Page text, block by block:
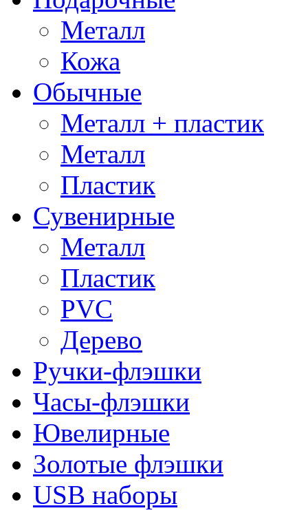
Металл
Кожа
Обычные
Металл + пластик
Металл
Пластик
Сувенирные
Металл
Пластик
PVC
Дерево
Ручки-флэшки
Часы-флэшки
Ювелирные
Золотые флэшки
USB наборы